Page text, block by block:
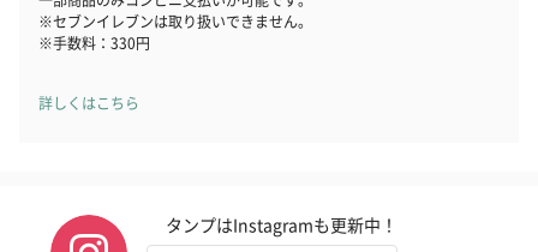
※セブンイレブンは取り扱いできません。
※手数料：330円
詳しくはこちら
タンプはInstagramも更新中！